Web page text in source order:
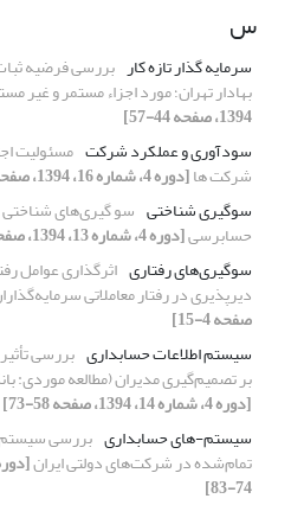
س
سرمایه گذار تازه کار بررسی فرضیه
بهادار تهران؛ مورد اجزاء مستمر و غیر
1394، صفحه 44-57]
سودآوری و عملکرد شرکت مسئولیت
شرکت ها[دوره 4، شماره 16، 1394، صفحه 4-15]
سوگیری شناختی سو گیری‌های
حسابرسی[دوره 4، شماره 13، 1394، صفحه 74-87]
سوگیری‌های رفتاری اثرگذاری عوامل
دیرپذیری در رفتار معاملاتی
صفحه 4-15]
سیستم اطلاعات حسابداری بررسی
بر تصمیم‌گیری مدیران (مطالعه موردی:
[دوره 4، شماره 14، 1394، صفحه 58-73]
سیستم-های حسابداری بررسی
تمام‌شده در شرکت‌های دولتی ایران
74-83]